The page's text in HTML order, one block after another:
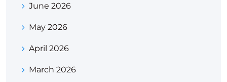
June 2026
May 2026
April 2026
March 2026